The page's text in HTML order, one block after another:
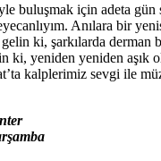
buluşmak için adeta gün
Anılara bir
gelin ki, şarkılarda derman
ki, yeniden yeniden aşık
kalplerimiz sevgi ile